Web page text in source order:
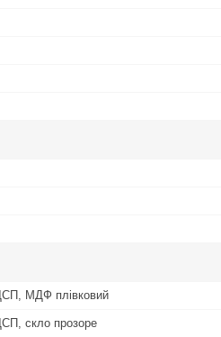
МДФ плівковий
скло прозоре